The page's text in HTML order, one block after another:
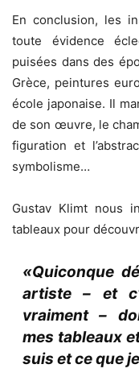
En conclusion, les
toute évidence
puisées dans des
Grèce, peintures
école japonaise. Il
de son œuvre, le
figuration et
symbolisme…
Gustav Klimt nous
tableaux pour
«Quiconque
artiste – et
vraiment –
mes tableaux
suis et ce que